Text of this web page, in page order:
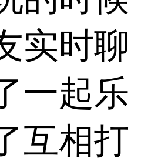
实时聊
一起乐
互相打